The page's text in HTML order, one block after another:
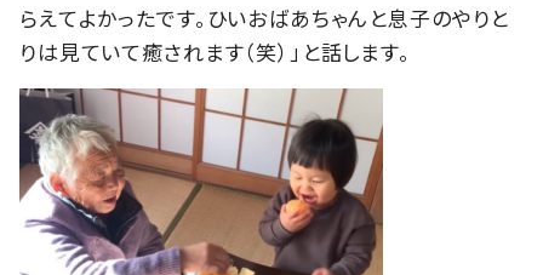
らえてよかったです。ひいおばあちゃんと息子のやりと
りは見ていて癒されます（笑）」と話します。